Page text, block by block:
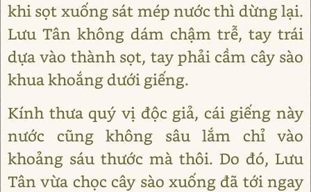
khi sọt xuống sát mép nước thì dừng lại.
Lưu Tân không dám chậm trễ, tay trái
dựa vào thành sọt, tay phải cầm cây sào
khua khoắng dưới giếng.
Kính thưa quý vị độc giả, cái giếng này
nước cũng không sâu lắm chỉ vào
khoảng sáu thước mà thôi. Do đó, Lưu
Tân vừa chọc cây sào xuống đã tới ngay